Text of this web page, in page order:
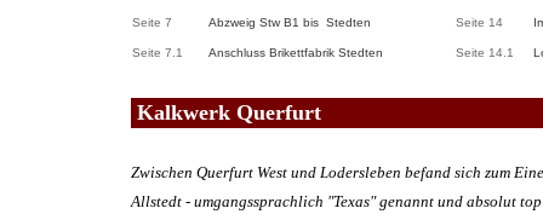
Seite 7 Abzweig Stw B1 bis Stedten Seite 14
Seite 7.1 Anschluss Brikettfabrik Stedten Seite 14.1
Kalkwerk Querfurt
Zwischen Querfurt West und Lodersleben befand sich zum
Allstedt - umgangssprachlich "Texas" genannt und absolut